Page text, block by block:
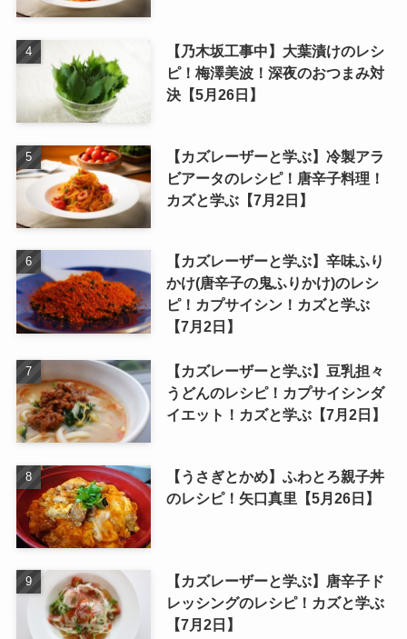
【乃木坂工事中】大葉漬けのレシ
ピ！梅澤美波！深夜のおつまみ対
決【5月26日】
【カズレーザーと学ぶ】冷製アラ
ビアータのレシピ！唐辛子料理！
カズと学ぶ【7月2日】
【カズレーザーと学ぶ】辛味ふり
かけ(唐辛子の鬼ふりかけ)のレシ
ピ！カプサイシン！カズと学ぶ
【7月2日】
【カズレーザーと学ぶ】豆乳担々
うどんのレシピ！カプサイシンダ
イエット！カズと学ぶ【7月2日】
【うさぎとかめ】ふわとろ親子丼
のレシピ！矢口真里【5月26日】
【カズレーザーと学ぶ】唐辛子ド
レッシングのレシピ！カズと学ぶ
【7月2日】